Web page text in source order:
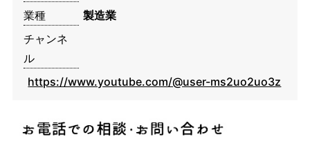
業種
製造業
チャンネ
ル
https://www.youtube.com/@user-ms2uo2uo3z